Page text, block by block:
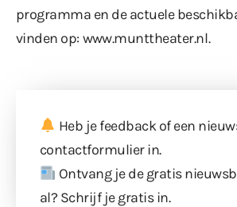
programma en de actuele
vinden op: www.munttheater.nl.
Heb je feedback of een
contactformulierin.
Ontvang je de gratis
al? Schrijf je gratis in.